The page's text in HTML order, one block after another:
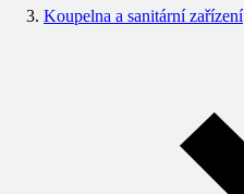
Koupelna a sanitární zařízení